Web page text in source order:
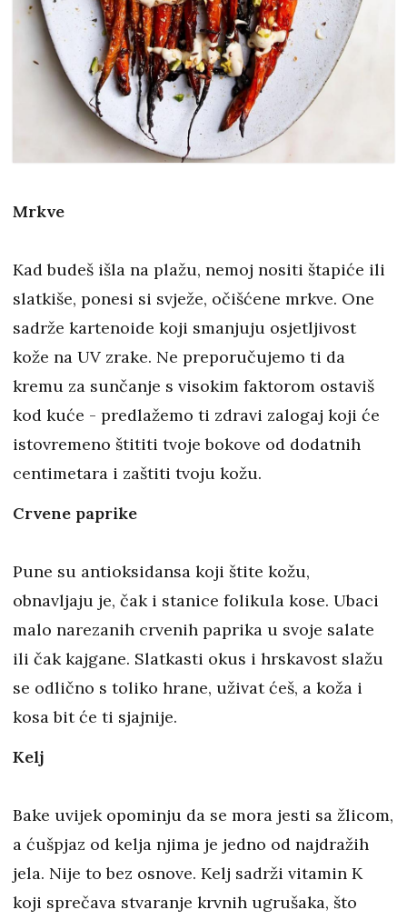
Mrkve
Kad budeš išla na plažu, nemoj nositi štapiće ili
slatkiše, ponesi si svježe, očišćene mrkve. One
sadrže kartenoide koji smanjuju osjetljivost
kože na UV zrake. Ne preporučujemo ti da
kremu za sunčanje s visokim faktorom ostaviš
kod kuće - predlažemo ti zdravi zalogaj koji će
istovremeno štititi tvoje bokove od dodatnih
centimetara i zaštiti tvoju kožu.
Crvene paprike
Pune su antioksidansa koji štite kožu,
obnavljaju je, čak i stanice folikula kose. Ubaci
malo narezanih crvenih paprika u svoje salate
ili čak kajgane. Slatkasti okus i hrskavost slažu
se odlično s toliko hrane, uživat ćeš, a koža i
kosa bit će ti sjajnije.
Kelj
Bake uvijek opominju da se mora jesti sa žlicom,
a ćušpjaz od kelja njima je jedno od najdražih
jela. Nije to bez osnove. Kelj sadrži vitamin K
koji sprečava stvaranje krvnih ugrušaka, što